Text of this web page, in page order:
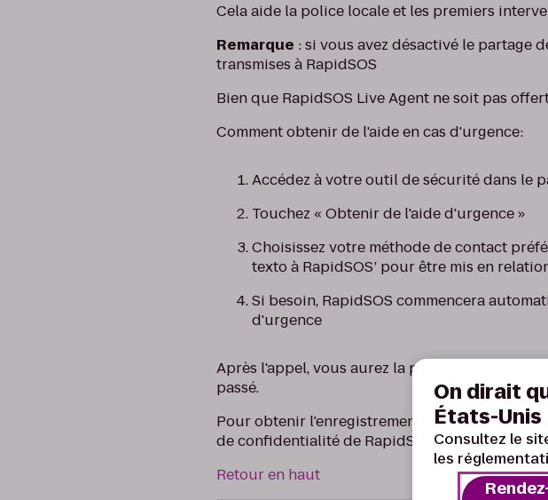
Cela aide la police locale et les premiers
Remarque : si vous avez désactivé le partage
transmises à RapidSOS
Bien que RapidSOS Live Agent ne soit pas
Comment obtenir de l'aide en cas d'urgence:
Accédez à votre outil de sécurité dans le
Touchez « Obtenir de l'aide d'urgence »
Choisissez votre méthode de contact
texto à RapidSOS’ pour être mis en
Si besoin, RapidSOS commencera
d'urgence
Après l'appel, vous aurez la possibilité de
passé.
Pour obtenir l'enregistrement ou la
de confidentialité de RapidSOSici, qui indique
Retour en haut
On dirait
États-Unis
Consultez le
les